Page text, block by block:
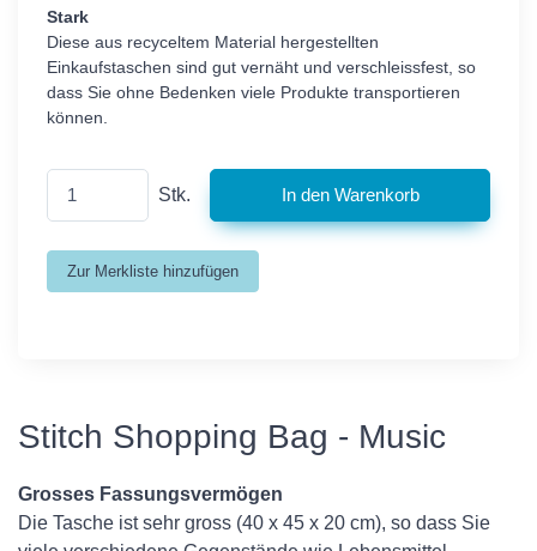
Stark
Diese aus recyceltem Material hergestellten
Einkaufstaschen sind gut vernäht und verschleissfest, so
dass Sie ohne Bedenken viele Produkte transportieren
können.
Stk.
Stitch Shopping Bag - Music
Grosses Fassungsvermögen
Die Tasche ist sehr gross (40 x 45 x 20 cm), so dass Sie